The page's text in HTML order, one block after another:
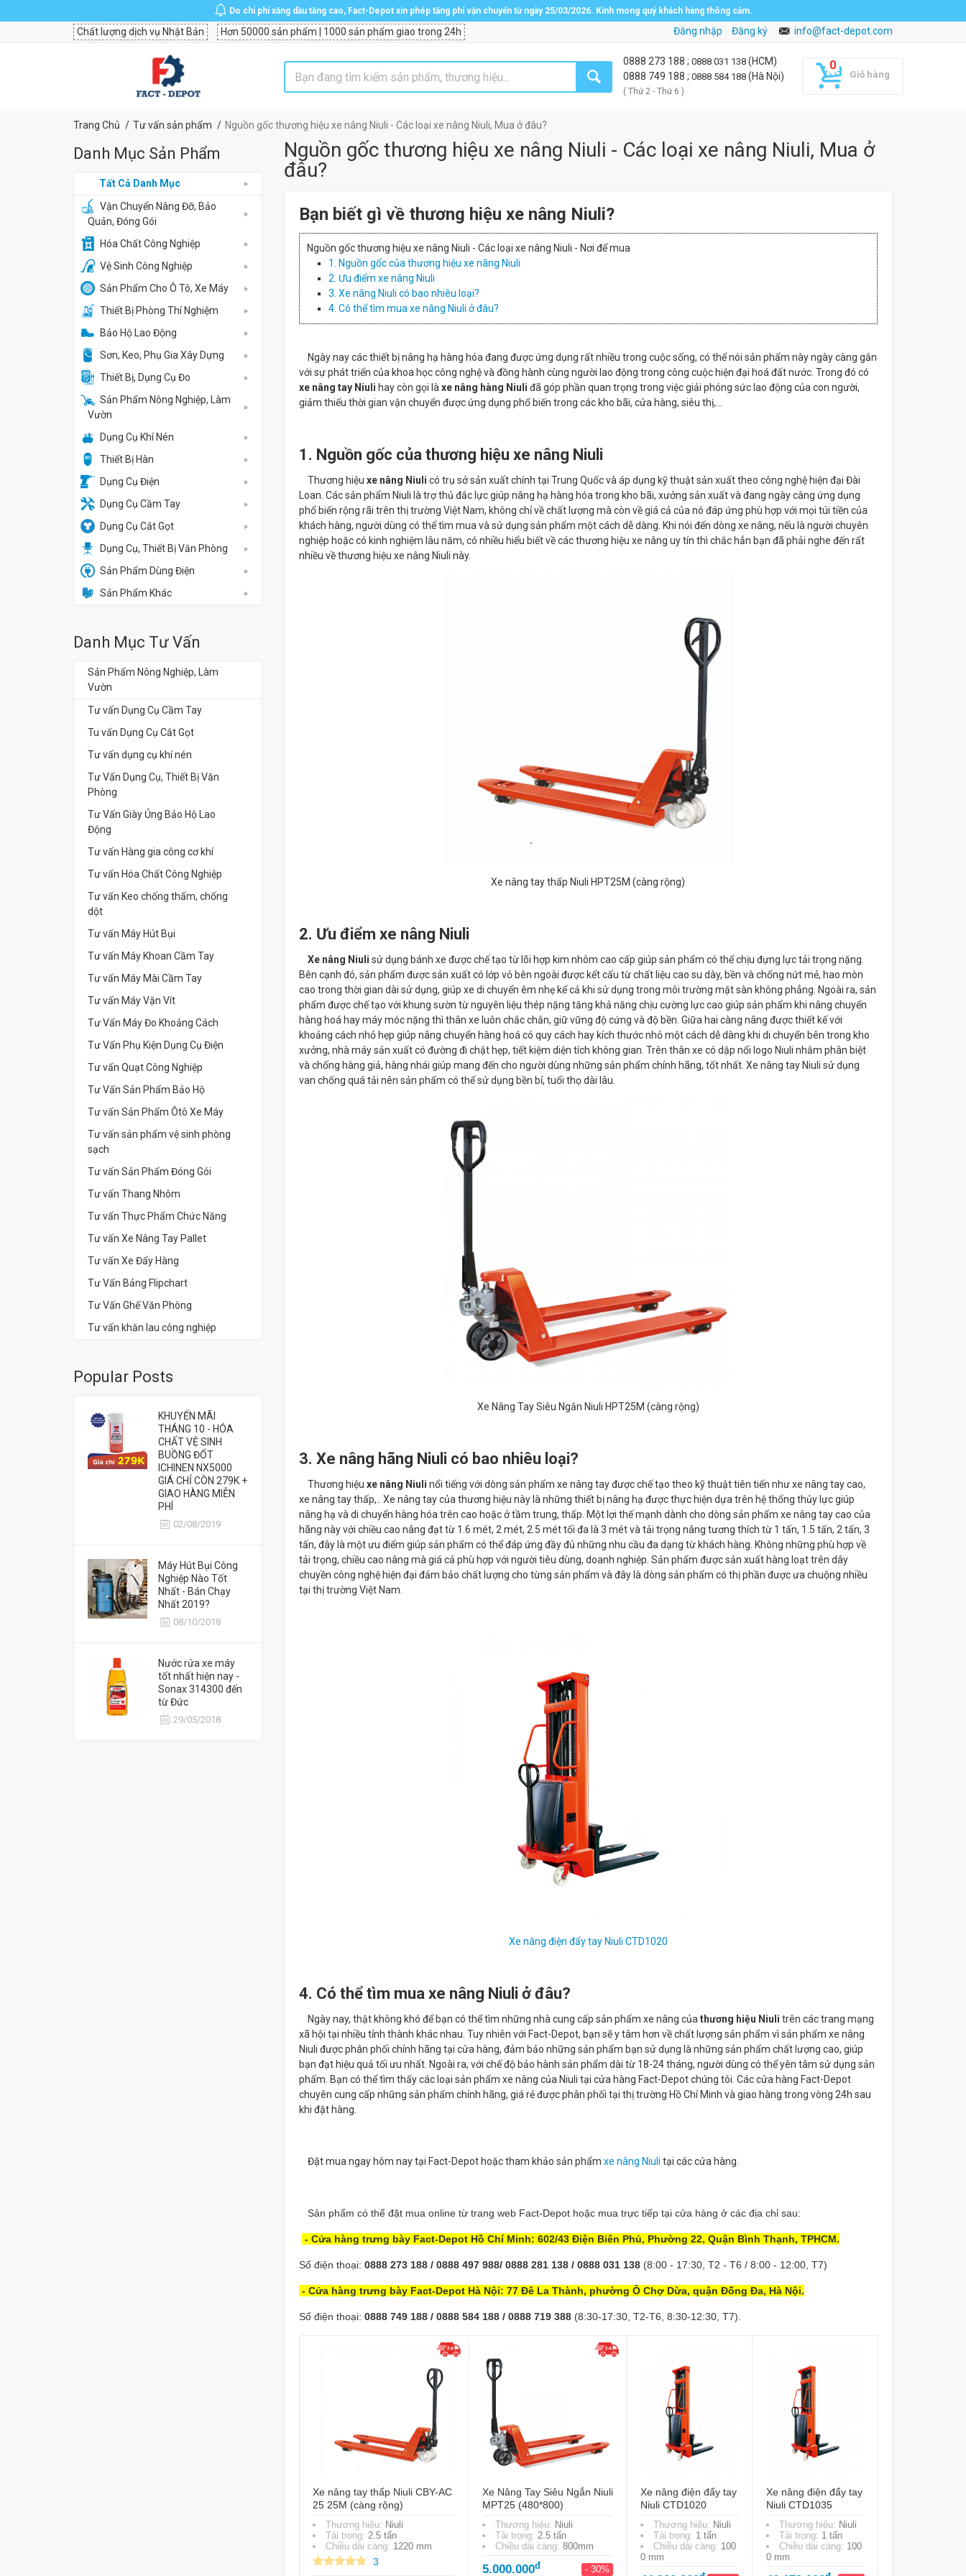
Do chi phí xăng dầu tăng cao, Fact-Depot xin phép tăng phí vận chuyển từ ngày 25/03/2026. Kính mong quý khách hàng thông cảm.
Chất lượng dịch vụ Nhật Bản Hơn 50000 sản phẩm | 1000 sản phẩm giao trong 24h Đăng nhập Đăng ký info@fact-depot.com
Giỏ hàng
0888 273 188 ; 0888 031 138 (HCM)
0888 749 188 ; 0888 584 188 (Hà Nội)
( Thứ 2 - Thứ 6 )
Trang Chủ Tư vấn sản phẩm Nguồn gốc thương hiệu xe nâng Niuli - Các loại xe nâng Niuli, Mua ở đâu?
Nguồn gốc thương hiệu xe nâng Niuli - Các loại xe nâng Niuli, Mua ở
đâu?
Bạn biết gì về thương hiệu xe nâng Niuli?
Nguồn gốc thương hiệu xe nâng Niuli - Các loại xe nâng Niuli - Nơi để mua
1. Nguồn gốc của thương hiệu xe nâng Niuli
2. Ưu điểm xe nâng Niuli
3. Xe nâng Niuli có bao nhiêu loại?
4. Có thể tìm mua xe nâng Niuli ở đâu?
Ngày nay các thiết bị nâng hạ hàng hóa đang được ứng dụng rất nhiều trong cuộc sống, có thể nói sản phẩm này ngày càng gắn
với sự phát triển của khoa học công nghệ và đồng hành cùng người lao động trong công cuộc hiện đại hoá đất nước. Trong đó có
xe nâng tay Niuli hay còn gọi là xe nâng hàng Niuli đã góp phần quan trọng trong việc giải phóng sức lao động của con người,
giảm thiểu thời gian vận chuyển được ứng dụng phổ biến trong các kho bãi, cửa hàng, siêu thị,...
1. Nguồn gốc của thương hiệu xe nâng Niuli
Thương hiệu xe nâng Niuli có trụ sở sản xuất chính tại Trung Quốc và áp dụng kỹ thuật sản xuất theo công nghệ hiện đại Đài
Loan. Các sản phẩm Niuli là trợ thủ đắc lực giúp nâng hạ hàng hóa trong kho bãi, xưởng sản xuất và đang ngày càng ứng dụng
phổ biến rộng rãi trên thị trường Việt Nam, không chỉ về chất lượng mà còn về giá cả của nó đáp ứng phù hợp với mọi túi tiền của
khách hàng, người dùng có thể tìm mua và sử dụng sản phẩm một cách dễ dàng. Khi nói đến dòng xe nâng, nếu là người chuyên
nghiệp hoặc có kinh nghiệm lâu năm, có nhiều hiểu biết về các thương hiệu xe nâng uy tín thì chắc hẳn bạn đã phải nghe đến rất
nhiều về thương hiệu xe nâng Niuli này.
Xe nâng tay thấp Niuli HPT25M (càng rộng)
2. Ưu điểm xe nâng Niuli
Xe nâng Niuli sử dụng bánh xe được chế tạo từ lõi hợp kim nhôm cao cấp giúp sản phẩm có thể chịu đựng lực tải trọng nặng.
Bên cạnh đó, sản phẩm được sản xuất có lớp vỏ bên ngoài được kết cấu từ chất liệu cao su dày, bền và chống nứt mẻ, hao mòn
cao trong thời gian dài sử dụng, giúp xe di chuyển êm nhẹ kể cả khi sử dụng trong môi trường mặt sàn không phẳng. Ngoài ra, sản
phẩm được chế tạo với khung sườn từ nguyên liệu thép nặng tăng khả năng chịu cường lực cao giúp sản phẩm khi nâng chuyển
hàng hoá hay máy móc nặng thì thân xe luôn chắc chắn, giữ vững độ cứng và độ bền. Giữa hai càng nâng được thiết kế với
khoảng cách nhỏ hẹp giúp nâng chuyển hàng hoá có quy cách hay kích thước nhỏ một cách dễ dàng khi di chuyển bên trong kho
xưởng, nhà máy sản xuất có đường đi chật hẹp, tiết kiệm diện tích không gian. Trên thân xe có dập nổi logo Niuli nhằm phân biệt
và chống hàng giả, hàng nhái giúp mang đến cho người dùng những sản phẩm chính hãng, tốt nhất. Xe nâng tay Niuli sử dụng
van chống quá tải nên sản phẩm có thể sử dụng bền bỉ, tuổi thọ dài lâu.
Xe Nâng Tay Siêu Ngắn Niuli HPT25M (càng rộng)
3. Xe nâng hãng Niuli có bao nhiêu loại?
Thương hiệu xe nâng Niuli nổi tiếng với dòng sản phẩm xe nâng tay được chế tạo theo kỹ thuật tiên tiến như xe nâng tay cao,
xe nâng tay thấp,.. Xe nâng tay của thương hiệu này là những thiết bị nâng hạ được thực hiện dựa trên hệ thống thủy lực giúp
nâng hạ và di chuyển hàng hóa trên cao hoặc ở tầm trung, thấp. Một lợi thế mạnh dành cho dòng sản phẩm xe nâng tay cao của
hãng này với chiều cao nâng đạt từ 1.6 mét, 2 mét, 2.5 mét tối đa là 3 mét và tải trọng nâng tương thích từ 1 tấn, 1.5 tấn, 2 tấn, 3
tấn, đây là một ưu điểm giúp sản phẩm có thể đáp ứng đầy đủ những nhu cầu đa dạng từ khách hàng. Không những phù hợp về
tải trọng, chiều cao nâng mà giá cả phù hợp với người tiêu dùng, doanh nghiệp. Sản phẩm được sản xuất hàng loạt trên dây
chuyền công nghệ hiện đại đảm bảo chất lượng cho từng sản phẩm và đây là dòng sản phẩm có thị phần được ưa chuộng nhiều
tại thị trường Việt Nam.
Xe nâng điện đẩy tay Niuli CTD1020
4. Có thể tìm mua xe nâng Niuli ở đâu?
Ngày nay, thật không khó để bạn có thể tìm những nhà cung cấp sản phẩm xe nâng củathương hiệu Niuli trên các trang mạng
xã hội tại nhiều tỉnh thành khác nhau. Tuy nhiên với Fact-Depot, bạn sẽ y tâm hơn về chất lượng sản phẩm vì sản phẩm xe nâng
Niuli được phân phối chính hãng tại cửa hàng, đảm bảo những sản phẩm bạn sử dụng là những sản phẩm chất lượng cao, giúp
bạn đạt hiệu quả tối ưu nhất. Ngoài ra, với chế độ bảo hành sản phẩm dài từ 18-24 tháng, người dùng có thể yên tâm sử dụng sản
phẩm. Bạn có thể tìm thấy các loại sản phẩm xe nâng của Niuli tại cửa hàng Fact-Depot chúng tôi. Các cửa hàng Fact-Depot
chuyên cung cấp những sản phẩm chính hãng, giá rẻ được phân phối tại thị trường Hồ Chí Minh và giao hàng trong vòng 24h sau
khi đặt hàng.
Đặt mua ngay hôm nay tại Fact-Depot hoặc tham khảo sản phẩm xe nâng Niuli tại các cửa hàng.
Sản phẩm có thể đặt mua online từ trang web Fact-Depot hoặc mua trực tiếp tại cửa hàng ở các địa chỉ sau:
- Cửa hàng trưng bày Fact-Depot Hồ Chí Minh: 602/43 Điện Biên Phủ, Phường 22, Quận Bình Thạnh, TPHCM.
Số điện thoại: 0888 273 188 / 0888 497 988/ 0888 281 138 / 0888 031 138(8:00 - 17:30, T2 - T6 / 8:00 - 12:00, T7)
- Cửa hàng trưng bày Fact-Depot Hà Nội: 77 Đê La Thành, phường Ô Chợ Dừa, quận Đống Đa, Hà Nội.
Số điện thoại: 0888 749 188 / 0888 584 188 / 0888 719 388(8:30-17:30, T2-T6, 8:30-12:30, T7).
Xe nâng tay thấp Niuli CBY-AC
25 25M (càng rộng)
Thương hiệu: Niuli
Tải trọng: 2.5 tấn
Chiều dài càng: 1220 mm
3
Xe Nâng Tay Siêu Ngắn Niuli
MPT25 (480*800)
Thương hiệu: Niuli
Tải trọng: 2.5 tấn
Chiều dài càng: 800mm
5.000.000đ - 30%
Xe nâng điện đẩy tay
Niuli CTD1020
Thương hiệu: Niuli
Tải trọng: 1 tấn
Chiều dài càng: 100
0 mm
Xe nâng điện đẩy tay
Niuli CTD1035
Thương hiệu: Niuli
Tải trọng: 1 tấn
Chiều dài càng: 100
0 mm
Danh Mục Sản Phẩm
Tất Cả Danh Mục
Vận Chuyển Nâng Đỡ, Bảo
Quản, Đóng Gói
Hóa Chất Công Nghiệp
Vệ Sinh Công Nghiệp
Sản Phẩm Cho Ô Tô, Xe Máy
Thiết Bị Phòng Thí Nghiệm
Bảo Hộ Lao Động
Sơn, Keo, Phụ Gia Xây Dựng
Thiết Bị, Dụng Cụ Đo
Sản Phẩm Nông Nghiệp, Làm
Vườn
Dụng Cụ Khí Nén
Thiết Bị Hàn
Dụng Cụ Điện
Dụng Cụ Cầm Tay
Dụng Cụ Cắt Gọt
Dụng Cụ, Thiết Bị Văn Phòng
Sản Phẩm Dùng Điện
Sản Phẩm Khác
Danh Mục Tư Vấn
Sản Phẩm Nông Nghiệp, Làm
Vườn
Tư vấn Dụng Cụ Cầm Tay
Tu vấn Dụng Cụ Cắt Gọt
Tư vấn dụng cụ khí nén
Tư Vấn Dụng Cụ, Thiết Bị Văn
Phòng
Tư Vấn Giày Ủng Bảo Hộ Lao
Động
Tư vấn Hàng gia công cơ khí
Tư vấn Hóa Chất Công Nghiệp
Tư vấn Keo chống thấm, chống
dột
Tư vấn Máy Hút Bụi
Tư vấn Máy Khoan Cầm Tay
Tư vấn Máy Mài Cầm Tay
Tư vấn Máy Vặn Vít
Tư Vấn Máy Đo Khoảng Cách
Tư Vấn Phụ Kiện Dụng Cụ Điện
Tư vấn Quạt Công Nghiệp
Tư Vấn Sản Phẩm Bảo Hộ
Tư vấn Sản Phẩm Ôtô Xe Máy
Tư vấn sản phẩm vệ sinh phòng
sạch
Tư vấn Sản Phẩm Đóng Gói
Tư vấn Thang Nhôm
Tư vấn Thực Phẩm Chức Năng
Tư vấn Xe Nâng Tay Pallet
Tư vấn Xe Đẩy Hàng
Tư Vấn Bảng Flipchart
Tư Vấn Ghế Văn Phòng
Tư vấn khăn lau công nghiệp
Popular Posts
KHUYẾN MÃI
THÁNG 10 - HÓA
CHẤT VỆ SINH
BUỒNG ĐỐT
ICHINEN NX5000
GIÁ CHỈ CÒN 279K +
GIAO HÀNG MIỄN
PHÍ
02/08/2019
Máy Hút Bụi Công
Nghiệp Nào Tốt
Nhất - Bán Chạy
Nhất 2019?
08/10/2018
Nước rửa xe máy
tốt nhất hiện nay -
Sonax 314300 đến
từ Đức
29/05/2018